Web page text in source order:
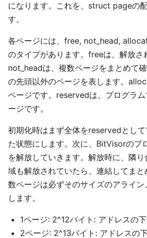
になります。これを、struct pageの
す。
各ページには、free, not_head,
のタイプがあります。freeは、解放さ
not_headは、複数ページをまとめて
の先頭以外のページを表します。
ページです。reservedは、プログラ
ージです。
初期化時はまず全体をreservedとして
た状態にします。次に、BitVisorのプ
を解放していきます。解放時に、隣
域も解放されていたら、連結してま
数ページは必ずそのサイズのアライ
します。
1ページ: 2^12バイト: アドレスの
2ページ: 2^13バイト: アドレスの